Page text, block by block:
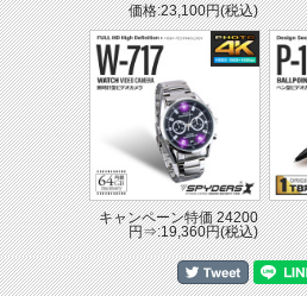
価格:23,100円(税込)
キャンペーン特価 24200
円⇒:19,360円(税込)